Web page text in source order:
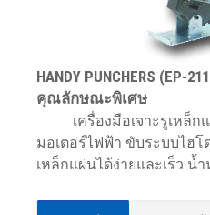
HANDY PUNCHERS (EP-
คุณลักษณะพิเศษ
เครื่องมือเจาะรูเหล็กแ
มอเตอร์ไฟฟ้า ขับระบบไฮโ
เหล็กแผ่นได้ง่ายและเร็ว น้